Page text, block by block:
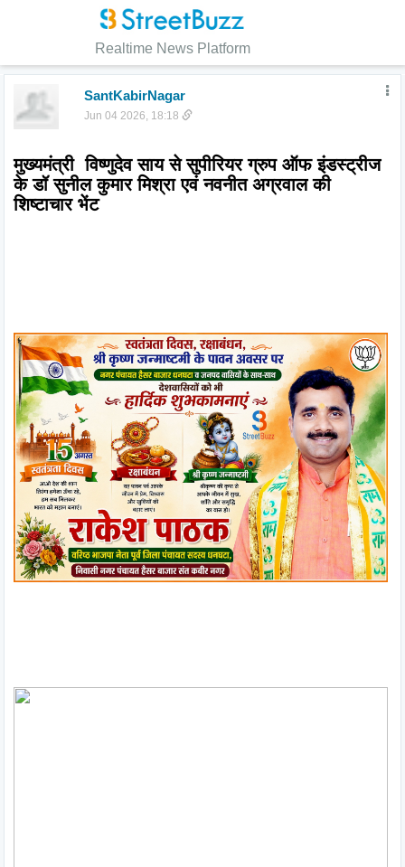
Realtime News Platform
SantKabirNagar
Jun 04 2026, 18:18
मुख्यमंत्री  विष्णुदेव साय से सुपीरियर ग्रुप ऑफ इंडस्ट्रीज
के डॉ सुनील कुमार मिश्रा एवं नवनीत अग्रवाल की